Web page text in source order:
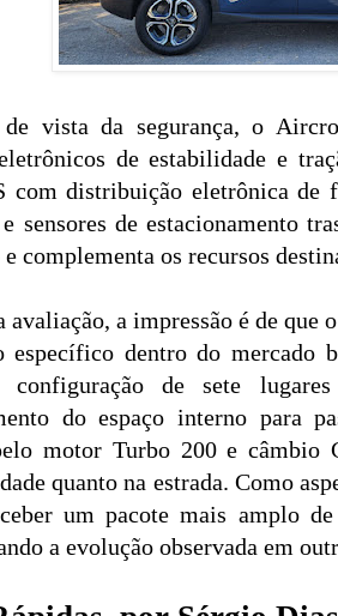
vista da segurança, o
de estabilidade e
com distribuição eletrônica de
sensores de estacionamento
complementa os recursos
a impressão é de que
específico dentro do mercado
configuração de sete
do espaço interno para
motor Turbo 200 e câmbio
quanto na estrada. Como
um pacote mais amplo de
a evolução observada em